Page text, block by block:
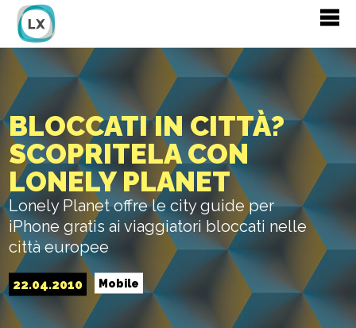
BLOCCATI IN CITTÀ?
SCOPRITELA CON
LONELY PLANET
Lonely Planet offre le city guide per
iPhone gratis ai viaggiatori bloccati nelle
città europee
22.04.2010 Mobile